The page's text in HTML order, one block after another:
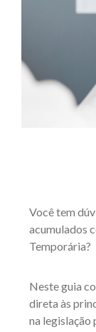
Você tem
acumulados
Temporária?
Neste guia
direta às
na legislação